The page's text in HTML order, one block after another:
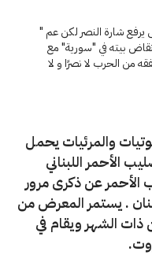
يرفع شارة النصر لكن عم "
بيته في "سورية" مع
من الحرب لا نصرًا و لا
والمرئيات يحمل
الأحمر اللبناني
الأحمر عن ذكرى مرور
. يستمر المعرض من
نيسان/أبريل وحتى 26 من ذات الشهر ويقام في